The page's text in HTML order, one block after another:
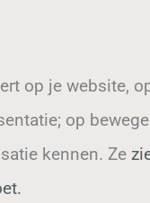
op je website,
op
kennen. Ze